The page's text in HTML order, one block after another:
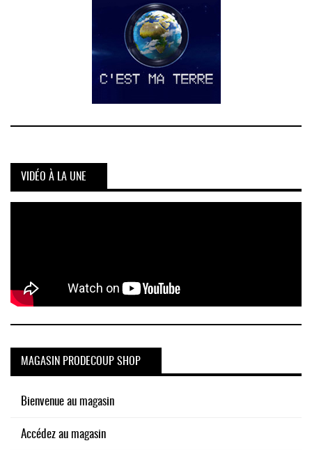
VIDÉO À LA UNE
MAGASIN PRODECOUP SHOP
Bienvenue au magasin
Accédez au magasin